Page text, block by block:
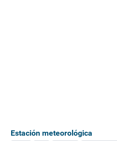
Estación meteorológica